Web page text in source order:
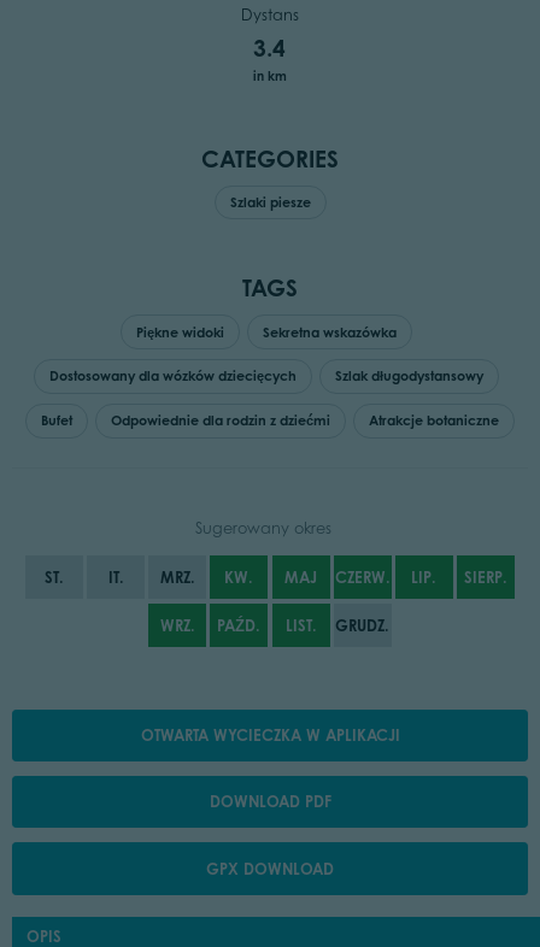
Dystans
3.4
in km
CATEGORIES
Szlaki piesze
TAGS
Piękne widoki Sekretna wskazówka
Dostosowany dla wózków dziecięcych Szlak długodystansowy
Bufet Odpowiednie dla rodzin z dziećmi Atrakcje botaniczne
Sugerowany okres
ST. IT. MRZ. KW. MAJ CZERW. LIP. SIERP.
WRZ. PAŹD. LIST. GRUDZ.
OTWARTA WYCIECZKA W APLIKACJI
DOWNLOAD PDF
GPX DOWNLOAD
OPIS